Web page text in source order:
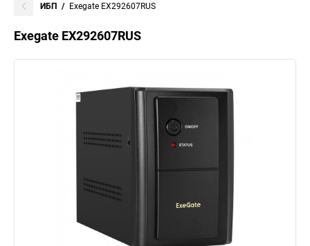
ИБП Exegate EX292607RUS
Exegate EX292607RUS